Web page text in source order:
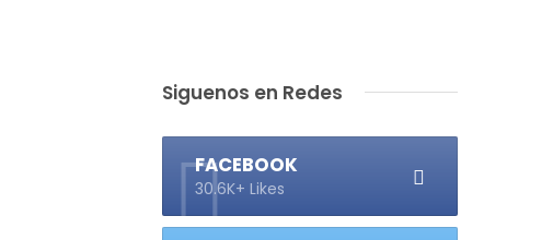
Siguenos en Redes
FACEBOOK
30.6K+ Likes